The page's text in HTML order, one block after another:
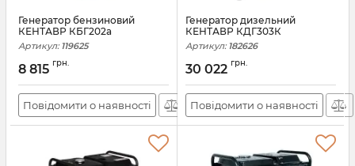
Генератор бензиновий
КЕНТАВР КБГ202а
Артикул: 119625
8 815 грн.
Повідомити о наявності
Генератор дизельний
КЕНТАВР КДГ303К
Артикул: 182626
30 022 грн.
Повідомити о наявності